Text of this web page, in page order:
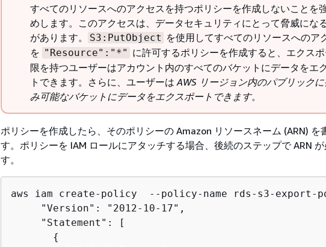
すべてのリソースへのアクセスを持つポリシーを作成しないことを
めします。このアクセスは、データセキュリティにとって脅威にな
があります。
S3:PutObject を使用してすべてのリソースへのア
を "Resource":"*" に許可するポリシーを作成すると、エクス
限を持つユーザーはアカウント内のすべてのバケットにデータをエ
トできます。さらに、ユーザーはAWS リージョン内のパブリック
み可能なバケットにデータをエクスポートできます。
ポリシーを作成したら、そのポリシーの Amazon リソースネーム (ARN) を
す。ポリシーを IAM ロールにアタッチする場合、後続のステップで ARN
す。
aws iam create-policy  --policy-name rds-s3-export-
     "Version": "2012-10-17",
     "Statement": [
{